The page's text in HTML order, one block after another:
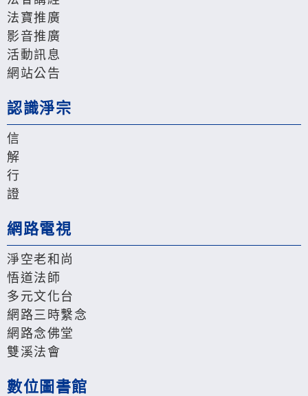
法寶推廣
影音推廣
活動訊息
網站公告
認識淨宗
信
解
行
證
網路電視
淨空老和尚
悟道法師
多元文化台
網路三時繫念
網路念佛堂
雙溪法會
數位圖書館